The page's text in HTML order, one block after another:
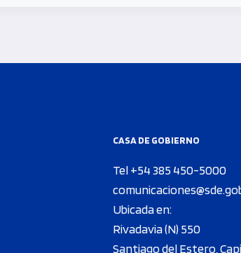
CASA DE GOBIERNO
Tel +54 385 450-5000
Ubicada en:
Rivadavia (N) 550
Santiago del Estero,